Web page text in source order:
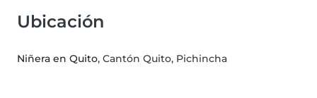
Ubicación
Niñera en Quito, Cantón Quito, Pichincha